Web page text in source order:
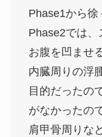
Phase1から徐
Phase2では、
お腹を凹ませ
内臓周りの浮
目的だったの
がなかったの
肩甲骨周りな